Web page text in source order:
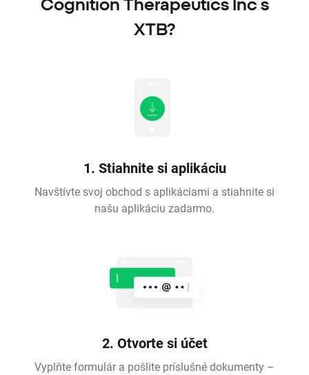
Cognition Therapeutics Inc s
XTB?
1. Stiahnite si aplikáciu
Navštívte svoj obchod s aplikáciami a stiahnite si
našu aplikáciu zadarmo.
2. Otvorte si účet
Vyplňte formulár a pošlite príslušné dokumenty –